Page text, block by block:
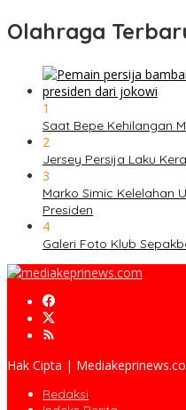
Olahraga
1
Saat Bepe Kehilangan
2
Jersey Persija Laku
3
Marko Simic Kelelahan
Presiden
4
Galeri Foto Klub
Hak Cipta |
Redaksi